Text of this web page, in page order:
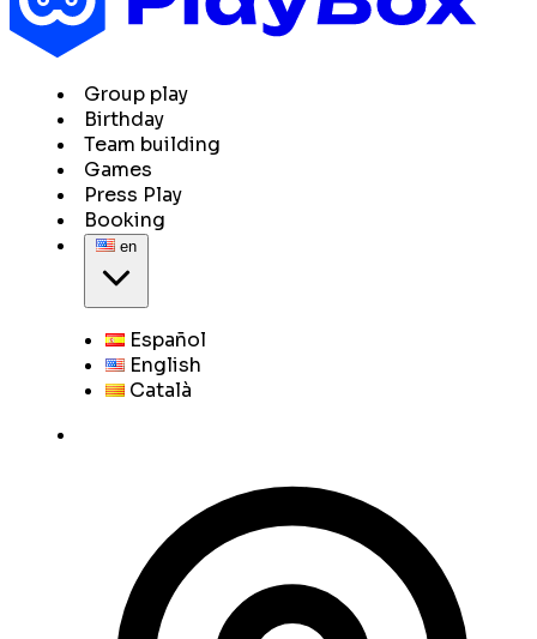
Group play
Birthday
Team building
Games
Press Play
Booking
en
Español
English
Català